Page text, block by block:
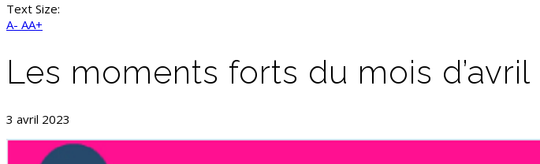
Text Size:
A- AA+
Les moments forts du mois d’avril
3 avril 2023